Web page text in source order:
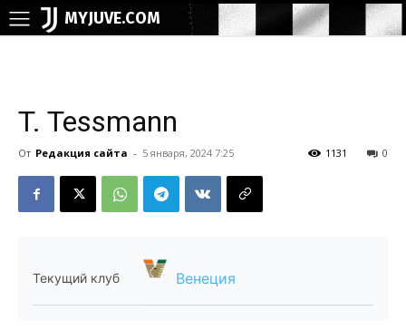
MYJUVE.COM
T. Tessmann
От Редакция сайта - 5 января, 2024 7:25 0
1131
Текущий клуб Венеция